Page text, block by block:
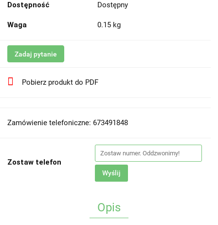
Dostępność Dostępny
Waga 0.15 kg
Zadaj pytanie
Pobierz produkt do PDF
Zamówienie telefoniczne: 673491848
Zostaw telefon
Wyślij
Opis